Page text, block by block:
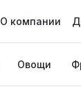
О компании
Овощи